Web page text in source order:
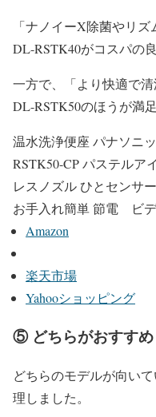
「ナノイーX除菌やリ
DL-RSTK40がコスパの
一方で、「より快適で
DL-RSTK50のほうが満
温水洗浄便座 パナソニ
RSTK50-CP パステルア
レスノズル ひとセンサ
お手入れ簡単 節電 ビ
Amazon
楽天市場
Yahooショッピング
⑤ どちらがおすす
どちらのモデルが向い
理しました。